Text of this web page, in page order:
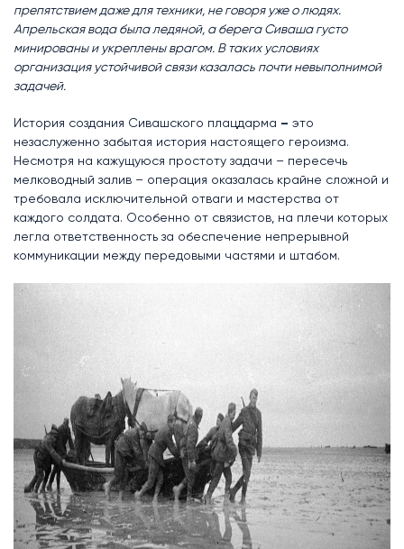
препятствием даже для техники, не говоря уже о людях.
Апрельская вода была ледяной, а берега Сиваша густо
минированы и укреплены врагом. В таких условиях
организация устойчивой связи казалась почти невыполнимой
задачей.
История создания Сивашского плацдарма – это
незаслуженно забытая история настоящего героизма.
Несмотря на кажущуюся простоту задачи – пересечь
мелководный залив – операция оказалась крайне сложной и
требовала исключительной отваги и мастерства от
каждого солдата. Особенно от связистов, на плечи которых
легла ответственность за обеспечение непрерывной
коммуникации между передовыми частями и штабом.